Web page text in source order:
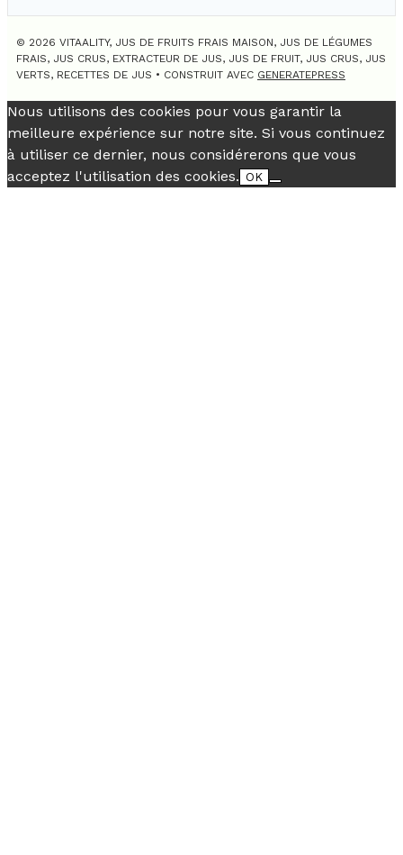
© 2026 VITAALITY, JUS DE FRUITS FRAIS MAISON, JUS DE LÉGUMES
FRAIS, JUS CRUS, EXTRACTEUR DE JUS, JUS DE FRUIT, JUS CRUS, JUS
VERTS, RECETTES DE JUS • CONSTRUIT AVEC GENERATEPRESS
Nous utilisons des cookies pour vous garantir la
meilleure expérience sur notre site. Si vous continuez
à utiliser ce dernier, nous considérerons que vous
acceptez l'utilisation des cookies. OK